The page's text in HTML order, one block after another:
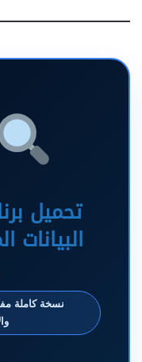
تحميل
نسخة كاملة